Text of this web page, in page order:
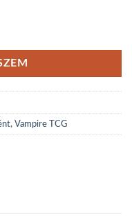
, Vampire TCG